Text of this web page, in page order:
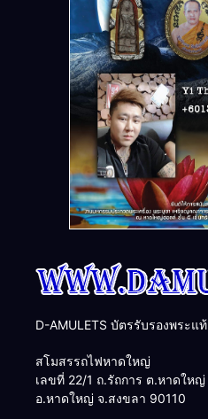
D-AMULETS บัตรรับรองพระแท้
สโมสรรถไฟหาดใหญ่
เลขที่ 22/1 ถ.รัถการ ต.หาดใหญ่
อ.หาดใหญ่ จ.สงขลา 90110